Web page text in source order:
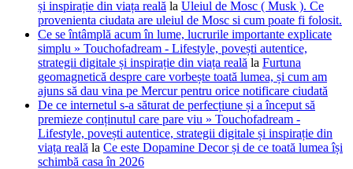
și inspirație din viața reală la Uleiul de Mosc ( Musk ). Ce
provenienta ciudata are uleiul de Mosc si cum poate fi folosit.
Ce se întâmplă acum în lume, lucrurile importante explicate
simplu » Touchofadream - Lifestyle, povești autentice,
strategii digitale și inspirație din viața reală la Furtuna
geomagnetică despre care vorbește toată lumea, și cum am
ajuns să dau vina pe Mercur pentru orice notificare ciudată
De ce internetul s-a săturat de perfecțiune și a început să
premieze conținutul care pare viu » Touchofadream -
Lifestyle, povești autentice, strategii digitale și inspirație din
viața reală la Ce este Dopamine Decor și de ce toată lumea își
schimbă casa în 2026